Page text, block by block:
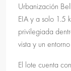
Urbanización
EIA y a solo 1.5
privilegiada
vista y un
El lote cuenta